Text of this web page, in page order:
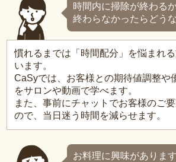
時間内に掃除が終わる
終わらなかったらどう
慣れるまでは「時間配分」を悩まれ
います。
CaSyでは、お客様との期待値調整や
をサロンや動画で学べます。
また、事前にチャットでお客様のご
ので、当日迷う時間を減らせます。
お料理に興味がありま